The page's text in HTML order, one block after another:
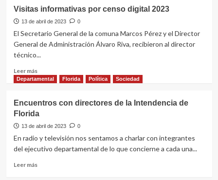
Visitas informativas por censo digital 2023
13 de abril de 2023 0
El Secretario General de la comuna Marcos Pérez y el Director
General de Administración Álvaro Riva, recibieron al director
técnico...
Leer másLeer
más
informativas
por
censo
digital
2023
Departamental Florida Política Sociedad
Encuentros con directores de la Intendencia de
Florida
13 de abril de 2023 0
En radio y televisión nos sentamos a charlar con integrantes
del ejecutivo departamental de lo que concierne a cada una...
Leer másLeer